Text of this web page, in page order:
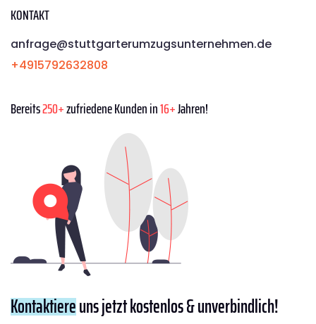
KONTAKT
anfrage@stuttgarterumzugsunternehmen.de
+4915792632808
Bereits250+zufriedene Kunden in16+Jahren!
Kontaktiereuns jetzt kostenlos & unverbindlich!